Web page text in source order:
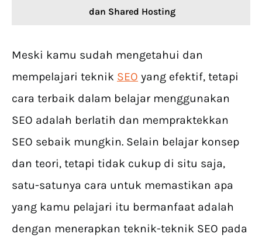
dan Shared Hosting
Meski kamu sudah mengetahui dan
mempelajari teknik SEO yang efektif, tetapi
cara terbaik dalam belajar menggunakan
SEO adalah berlatih dan mempraktekkan
SEO sebaik mungkin. Selain belajar konsep
dan teori, tetapi tidak cukup di situ saja,
satu-satunya cara untuk memastikan apa
yang kamu pelajari itu bermanfaat adalah
dengan menerapkan teknik-teknik SEO pada